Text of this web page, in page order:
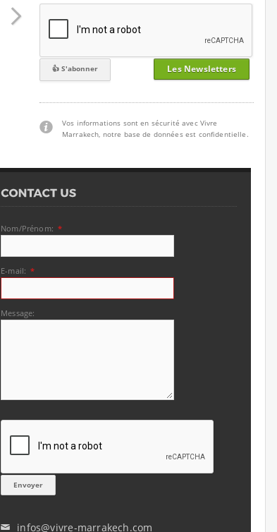
Les Newsletters
Vos informations sont en sécurité avec Vivre
Marrakech, notre base de données est confidentielle.
Nom/Prénom: *
E-mail: *
Message:
✉ infos@vivre-marrakech.com